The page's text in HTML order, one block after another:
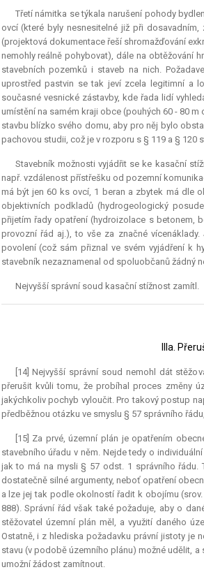
Třetí námitka se týkala narušení pohody
ovcí (které byly nesnesitelné již při
(projektová dokumentace řeší shromažďování
nemohly reálně pohybovat), dále na obtěžování
stavebních pozemků i staveb na nich.
uprostřed pastvin se tak jeví zcela legitimní a
současné vesnické zástavby, kde řada lidí
umístění na samém kraji obce (pouhých 60 - 80
stavbu blízko svého domu, aby pro něj bylo
pachovou studii, což je v rozporu s § 119 a § 120
Stavebník možnosti vyjádřit se ke kasační
např. vzdálenost přístřešku od pozemní
má být jen 60 ks ovcí, 1 beran a zbytek má dle
objektivních podkladů (hydrogeologický
přijetím řady opatření (hydroizolace s betonem,
provozní řád aj.), to vše za značné
povolení (což sám přiznal ve svém vyjádření k
stavebník nezaznamenal od spoluobčanů žádný
Nejvyšší správní soud kasační stížnost zamítl.
IIIa.
[14] Nejvyšší správní soud nemohl dát
přerušit kvůli tomu, že probíhal proces změny
jakýchkoliv pochyb vyloučit. Pro takový postup
předběžnou otázku ve smyslu § 57 správního
[15] Za prvé, územní plán je opatřením
stavebního úřadu v něm. Nejde tedy o
jak to má na mysli § 57 odst. 1 správního
dostatečně silné argumenty, neboť opatření
a lze jej tak podle okolností řadit k obojímu (srov.
888). Správní řád však také požaduje, aby o
stěžovatel územní plán měl, a využití daného
Ostatně, i z hlediska požadavku právní jistoty je
stavu (v podobě územního plánu) možné udělit,
umožní žádost zamítnout.